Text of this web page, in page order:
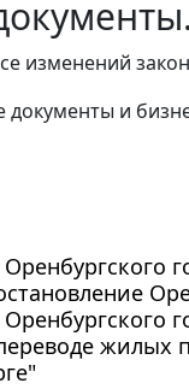
изменений
и